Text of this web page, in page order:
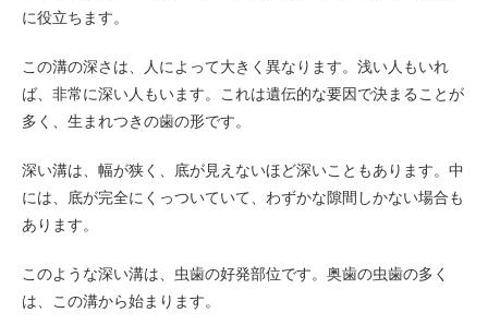
に役立ちます。
この溝の深さは、人によって大きく異なります。浅い人もいれ
ば、非常に深い人もいます。これは遺伝的な要因で決まることが
多く、生まれつきの歯の形です。
深い溝は、幅が狭く、底が見えないほど深いこともあります。中
には、底が完全にくっついていて、わずかな隙間しかない場合も
あります。
このような深い溝は、虫歯の好発部位です。奥歯の虫歯の多く
は、この溝から始まります。